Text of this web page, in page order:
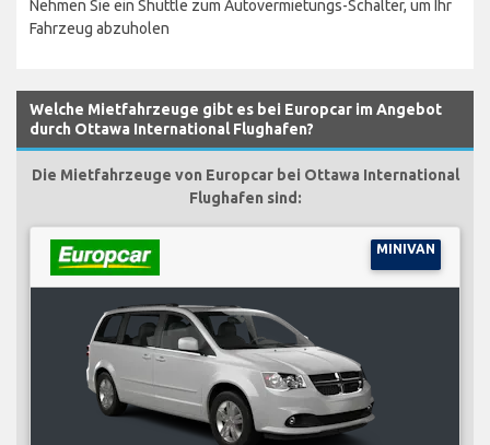
Nehmen Sie ein Shuttle zum Autovermietungs-Schalter, um Ihr
Fahrzeug abzuholen
Welche Mietfahrzeuge gibt es bei Europcar im Angebot
durch Ottawa International Flughafen?
Die Mietfahrzeuge von Europcar bei Ottawa International
Flughafen sind:
MINIVAN